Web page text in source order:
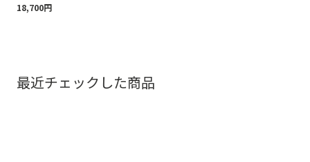
ツ Regular Fit
18,700円
最近チェックした商品